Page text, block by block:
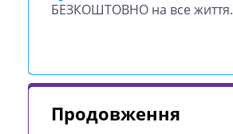
БЕЗКОШТОВНО на все життя.
Продовження